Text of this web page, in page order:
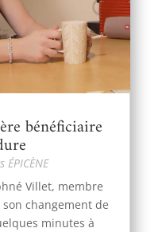
bénéficiaire
ÉPICÈNE
Villet, membre
changement de
minutes à